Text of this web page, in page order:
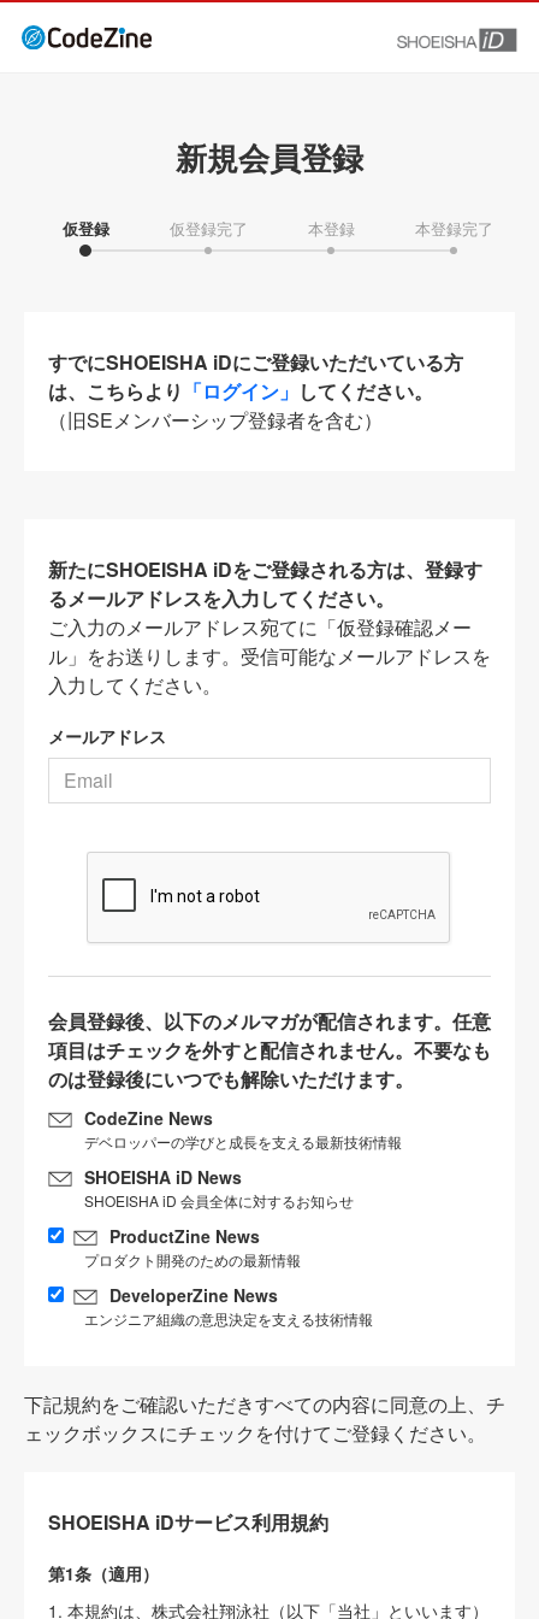
新規会員登録
仮登録 仮登録完了 本登録 本登録完了
すでにSHOEISHA iDにご登録いただいている方
は、こちらより 「ログイン」 してください。
（旧SEメンバーシップ登録者を含む）
新たにSHOEISHA iDをご登録される方は、登録す
るメールアドレスを入力してください。
ご入力のメールアドレス宛てに「仮登録確認メー
ル」をお送りします。受信可能なメールアドレスを
入力してください。
メールアドレス
会員登録後、以下のメルマガが配信されます。任意
項目はチェックを外すと配信されません。不要なも
のは登録後にいつでも解除いただけます。
CodeZine News
デベロッパーの学びと成長を支える最新技術情報
SHOEISHA iD News
SHOEISHA iD 会員全体に対するお知らせ
ProductZine News
プロダクト開発のための最新情報
DeveloperZine News
エンジニア組織の意思決定を支える技術情報
下記規約をご確認いただきすべての内容に同意の上、チ
ェックボックスにチェックを付けてご登録ください。
SHOEISHA iDサービス利用規約
第1条（適用）
1. 本規約は、株式会社翔泳社（以下「当社」といいます）